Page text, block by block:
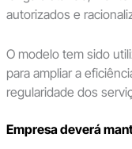
autorizados e
O modelo tem sido
para ampliar a
regularidade dos
Empresa deverá